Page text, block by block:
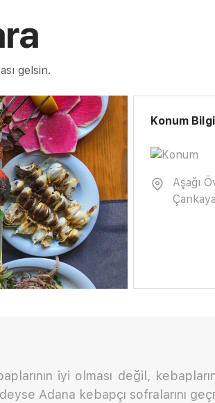
gelsin.
Konum
Aşağı
iyi olması değil,
Adana kebapçı sofralarını